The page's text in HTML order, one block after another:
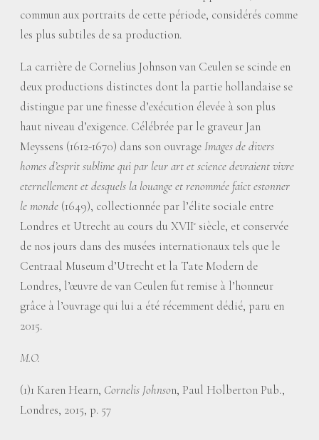
commun aux portraits de cette période, considérés comme
les plus subtiles de sa production.
La carrière de Cornelius Johnson van Ceulen se scinde en
deux productions distinctes dont la partie hollandaise se
distingue par une finesse d’exécution élevée à son plus
haut niveau d’exigence. Célébrée par le graveur Jan
Meyssens (1612-1670) dans son ouvrageImages de divers
homes d’esprit sublime qui par leur art et science devraient vivre
eternellement et desquels la louange et renommée faict estonner
le monde (1649), collectionnée par l’élite sociale entre
Londres et Utrecht au cours du XVIIe siècle, et conservée
de nos jours dans des musées internationaux tels que le
Centraal Museum d’Utrecht et la Tate Modern de
Londres, l’œuvre de van Ceulen fut remise à l’honneur
grâce à l’ouvrage qui lui a été récemment dédié, paru en
2015.
M.O.
(1)1 Karen Hearn, Cornelis Johnson, Paul Holberton Pub.,
Londres, 2015, p. 57